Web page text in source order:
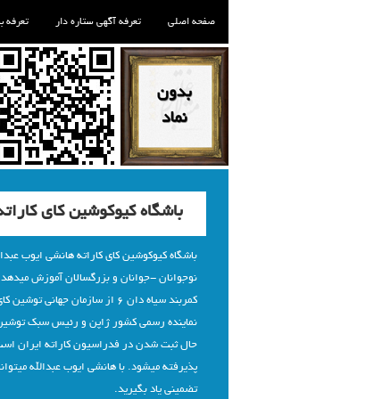
صفحه اصلی تعرفه آگهی ستاره دار تعرفه
باشگاه کیوکوشین کای
باشگاه کیوکوشین کای کاراته هانشی ایوب
نوجوانان -جوانان و بزرگسالان آموزش
کمربند سیاه دان 6 از سازمان
نماینده رسمی کشور ژاپن و رئیس سبک
حال ثبت شدن در فدراسیون کاراته ایران
پذیرفته میشود. با هانشی ایوب عبدالله
تضمینی یاد بگیرید.